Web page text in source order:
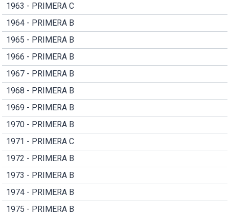
1963 - PRIMERA C
1964 - PRIMERA B
1965 - PRIMERA B
1966 - PRIMERA B
1967 - PRIMERA B
1968 - PRIMERA B
1969 - PRIMERA B
1970 - PRIMERA B
1971 - PRIMERA C
1972 - PRIMERA B
1973 - PRIMERA B
1974 - PRIMERA B
1975 - PRIMERA B